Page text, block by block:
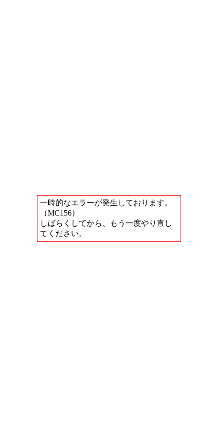
一時的なエラーが発生しております。
（MC156）
しばらくしてから、もう一度やり直し
てください。